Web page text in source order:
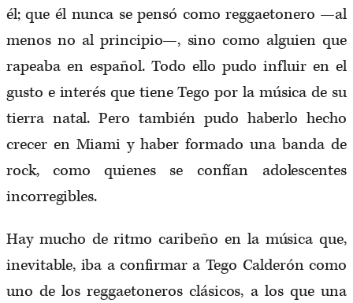
él; que él nunca se pensó como reggaetonero —al
menos no al principio—, sino como alguien que
rapeaba en español. Todo ello pudo influir en el
gusto e interés que tiene Tego por la música de su
tierra natal. Pero también pudo haberlo hecho
crecer en Miami y haber formado una banda de
rock, como quienes se confían adolescentes
incorregibles.
Hay mucho de ritmo caribeño en la música que,
inevitable, iba a confirmar a Tego Calderón como
uno de los reggaetoneros clásicos, a los que una